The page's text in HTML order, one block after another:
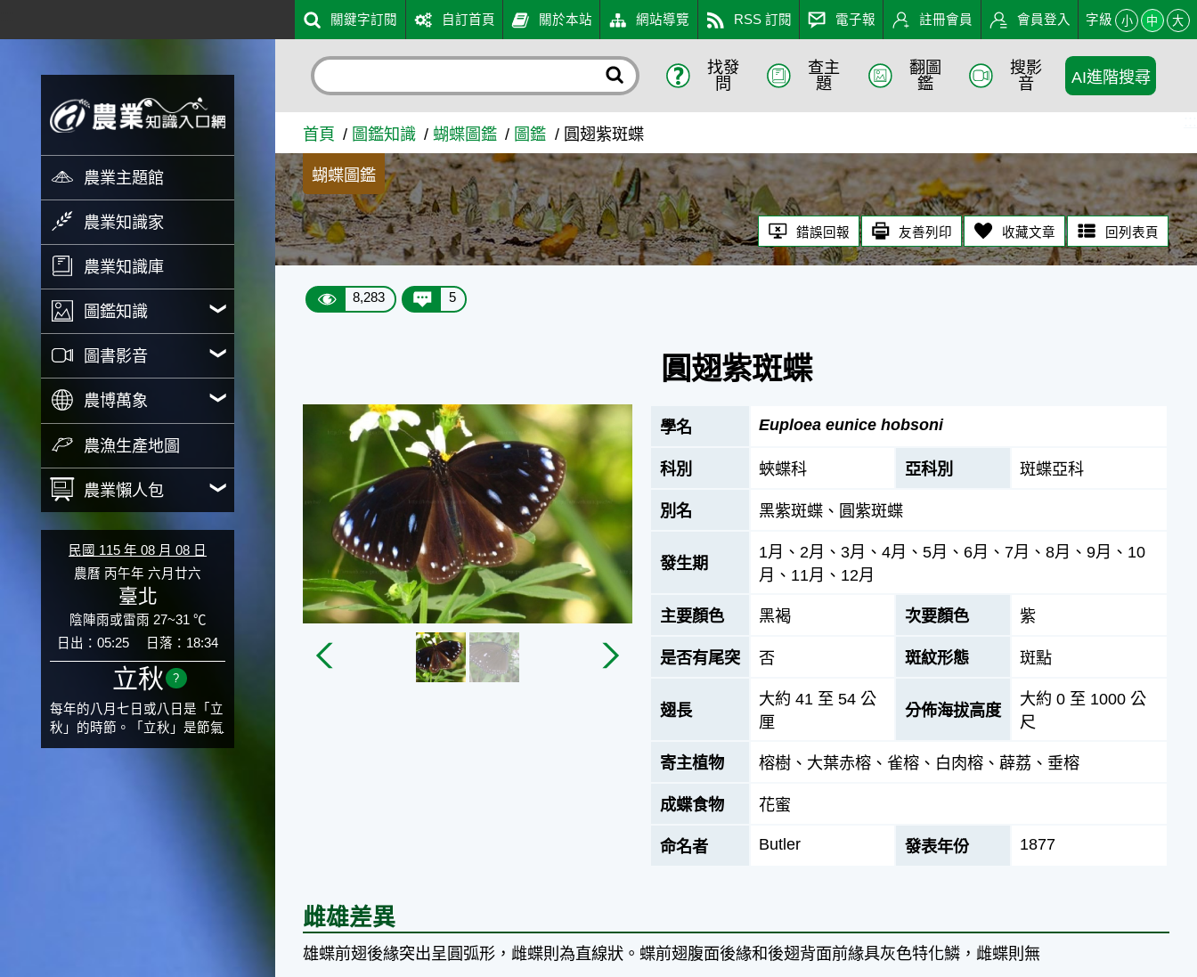
圓翅紫斑蝶 - 農業知識入口網
農業主題館
農業知識家
農業知識庫
圖鑑知識
圖書影音
農博萬象
農漁生產地圖
農業懶人包
民國 115 年 08 月 08 日
農曆 丙午年 六月廿六
臺北
陰陣雨或雷雨 27~31 ℃
日出：05:25
日落：18:34
立秋 ?
每年的八月七日或八日是「立
秋」的時節。「立秋」是節氣
邁入秋涼的先聲，表示酷熱難
關鍵字訂閱 自訂首頁 關於本站 網站導覽 RSS 訂閱 電子報 註冊會員 會員登入 字級 小 中 大
找發
問
查主
題
翻圖
鑑
搜影
音
AI進階搜尋
首頁 圖鑑知識 蝴蝶圖鑑 圖鑑 圓翅紫斑蝶
蝴蝶圖鑑
錯誤回報 友善列印 收藏文章 回列表頁
8,283 5
圓翅紫斑蝶
學名 Euploea eunice hobsoni
科別 蛺蝶科 亞科別 斑蝶亞科
別名 黑紫斑蝶、圓紫斑蝶
發生期
1月、2月、3月、4月、5月、6月、7月、8月、9月、10
月、11月、12月
主要顏色 黑褐 次要顏色 紫
是否有尾突 否 斑紋形態 斑點
翅長
大約 41 至 54 公
厘
分佈海拔高度
大約 0 至 1000 公
尺
寄主植物 榕樹、大葉赤榕、雀榕、白肉榕、薜荔、垂榕
成蝶食物 花蜜
命名者 Butler 發表年份 1877
雌雄差異
雄蝶前翅後緣突出呈圓弧形，雌蝶則為直線狀。蝶前翅腹面後緣和後翅背面前緣具灰色特化鱗，雌蝶則無